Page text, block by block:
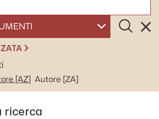
Cerca
[AZ] Autore [ZA]
ricerca